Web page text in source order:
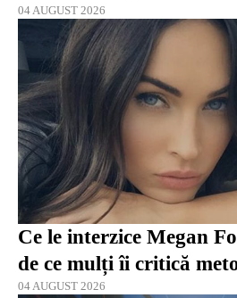
04 AUGUST 2026
Ce le interzice Megan
de ce mulți îi critică
04 AUGUST 2026